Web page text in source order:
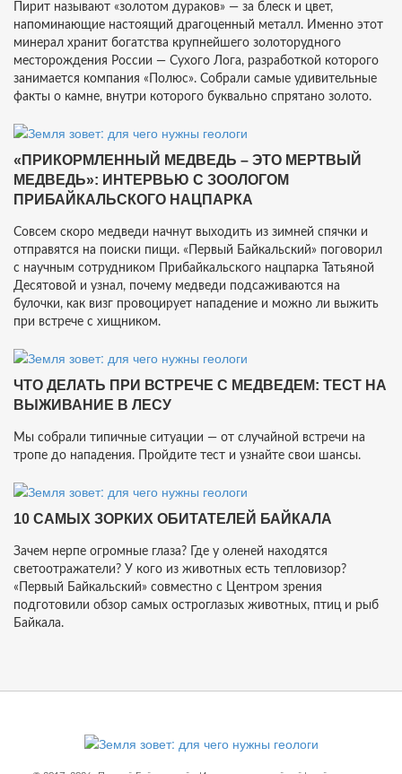
Пирит называют «золотом дураков» — за блеск и цвет,
напоминающие настоящий драгоценный металл. Именно этот
минерал хранит богатства крупнейшего золоторудного
месторождения России — Сухого Лога, разработкой которого
занимается компания «Полюс». Собрали самые удивительные
факты о камне, внутри которого буквально спрятано золото.
«ПРИКОРМЛЕННЫЙ МЕДВЕДЬ – ЭТО МЕРТВЫЙ
МЕДВЕДЬ»: ИНТЕРВЬЮ С ЗООЛОГОМ
ПРИБАЙКАЛЬСКОГО НАЦПАРКА
Совсем скоро медведи начнут выходить из зимней спячки и
отправятся на поиски пищи. «Первый Байкальский» поговорил
с научным сотрудником Прибайкальского нацпарка Татьяной
Десятовой и узнал, почему медведи подсаживаются на
булочки, как визг провоцирует нападение и можно ли выжить
при встрече с хищником.
ЧТО ДЕЛАТЬ ПРИ ВСТРЕЧЕ С МЕДВЕДЕМ: ТЕСТ НА
ВЫЖИВАНИЕ В ЛЕСУ
Мы собрали типичные ситуации — от случайной встречи на
тропе до нападения. Пройдите тест и узнайте свои шансы.
10 САМЫХ ЗОРКИХ ОБИТАТЕЛЕЙ БАЙКАЛА
Зачем нерпе огромные глаза? Где у оленей находятся
светоотражатели? У кого из животных есть тепловизор?
«Первый Байкальский» совместно с Центром зрения
подготовили обзор самых остроглазых животных, птиц и рыб
Байкала.